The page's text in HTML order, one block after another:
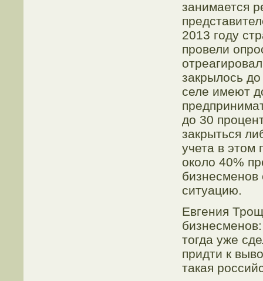
занимается
2013 году
провели
закрылось
селе имеют
до 30
закрыться
учета в этом
около 40%
бизнесменов
ситуацию.
Евгения
тогда уже
придти к
такая